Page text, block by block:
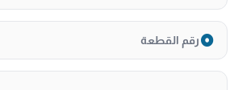
رقم القطعة